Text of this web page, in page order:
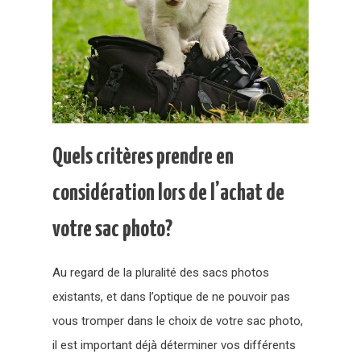
Quels critères prendre en
considération lors de l’achat de
votre sac photo?
Au regard de la pluralité des sacs photos
existants, et dans l’optique de ne pouvoir pas
vous tromper dans le choix de votre sac photo,
il est important déjà déterminer vos différents